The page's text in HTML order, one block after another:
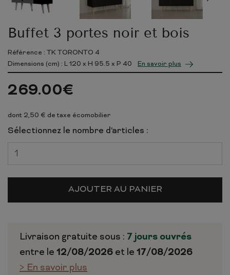
Buffet 3 portes noir et bois
Référence : TK TORONTO 4
Dimensions (cm) : L120 x H 95.5 x P 40 En savoir plus
269.00€
dont 2,50 € de taxe écomobilier
Sélectionnez le nombre d'articles :
AJOUTER AU PANIER
Livraison gratuite sous : 7 jours ouvrés
entre le 12/08/2026 et le 17/08/2026
> En savoir plus